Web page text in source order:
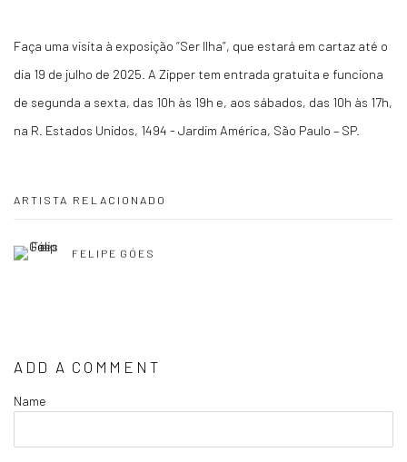
Faça uma visita à exposição “Ser Ilha”, que estará em cartaz até o
dia 19 de julho de 2025. A Zipper tem entrada gratuita e funciona
de segunda a sexta, das 10h às 19h e, aos sábados, das 10h às 17h,
na R. Estados Unidos, 1494 - Jardim América, São Paulo – SP.
ARTISTA RELACIONADO
FELIPE GÓES
ADD A COMMENT
Name